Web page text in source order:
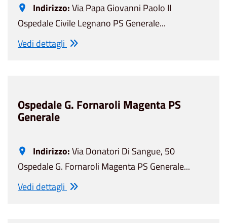
Indirizzo:Via Papa Giovanni Paolo II
Ospedale Civile Legnano PS Generale...
Vedi dettagli
Ospedale G. Fornaroli Magenta PS
Generale
Indirizzo:Via Donatori Di Sangue, 50
Ospedale G. Fornaroli Magenta PS Generale...
Vedi dettagli